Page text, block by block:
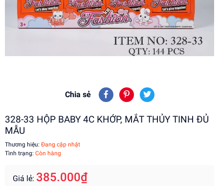
Chia sẻ
328-33 HỘP BABY 4C KHỚP, MẮT THỦY TINH ĐỦ
MẪU
Thương hiệu: Đang cập nhật
Tình trạng: Còn hàng
Giá lẻ: 385.000₫